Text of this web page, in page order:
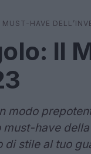
HAVE
Il
modo
have
stile al tuo